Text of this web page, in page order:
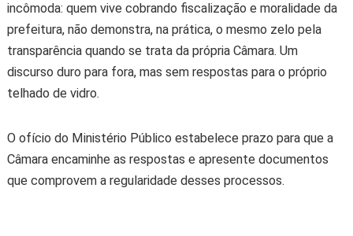
incômoda: quem vive cobrando fiscalização e moralidade da
prefeitura, não demonstra, na prática, o mesmo zelo pela
transparência quando se trata da própria Câmara. Um
discurso duro para fora, mas sem respostas para o próprio
telhado de vidro.
O ofício do Ministério Público estabelece prazo para que a
Câmara encaminhe as respostas e apresente documentos
que comprovem a regularidade desses processos.